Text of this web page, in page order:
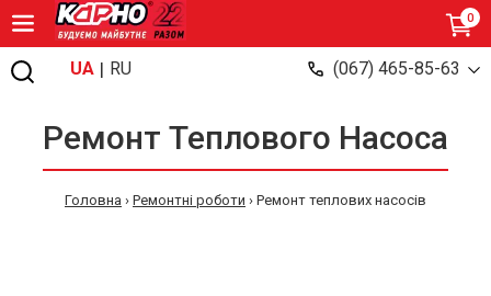
(067) 465-85-63
UA | RU
0
Ремонт Теплового Насоса
Головна › Ремонтні роботи › Ремонт теплових насосів